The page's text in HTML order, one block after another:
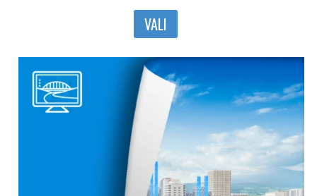
VALI
Sellel
varianti.
Valikuid
saab
teha
tootelehel.